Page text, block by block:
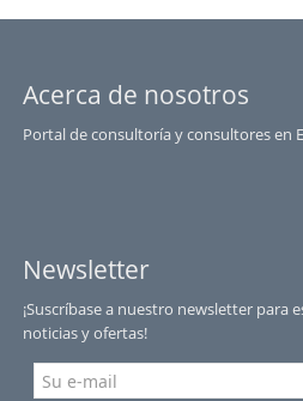
Acerca de nosotros
Portal de consultoría y consultores en
Newsletter
¡Suscríbase a nuestro newsletter para
noticias y ofertas!